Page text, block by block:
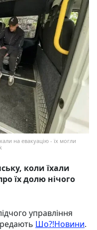
на евакуацію - їх могли
коли їхали
їх долю нічого
управління
Шо?!Новини.